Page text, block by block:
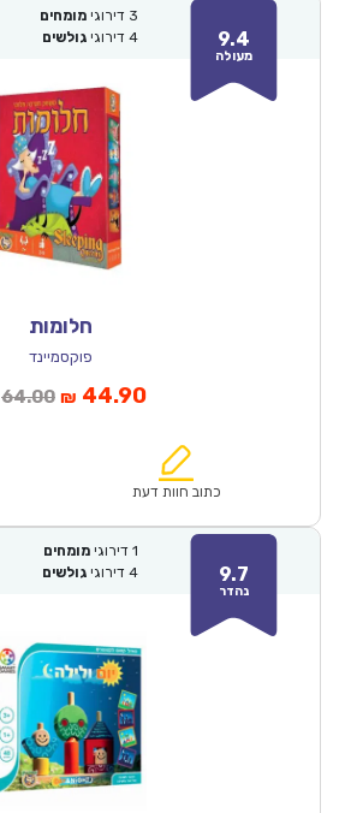
9.4
מעולה
3 דירוגי מומחים
4 דירוגי גולשים
חלומות
פוקסמיינד
64.00המחיר
₪64.00.
₪ 44.90המחיר
הוא:
כתוב חוות דעת
9.7
נהדר
1 דירוגי מומחים
4 דירוגי גולשים